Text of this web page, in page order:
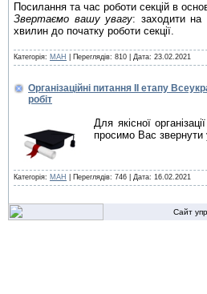
Посилання та час роботи секцій в
Звертаємо вашу увагу: заходити на
хвилин до початку роботи секції.
Категорія: МАН | Переглядів: 810 | Дата: 23.02.2021
Організаційні питання ІІ етапу
робіт
Для якісної
просимо Вас звернути
Категорія: МАН | Переглядів: 746 | Дата: 16.02.2021
Сайт